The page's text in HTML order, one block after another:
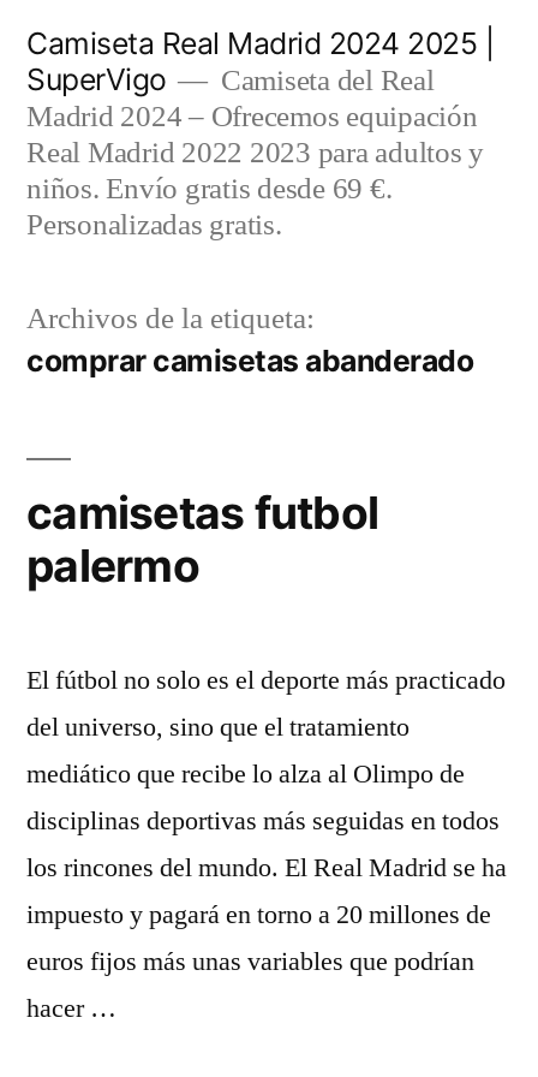
contenido
Camiseta Real Madrid 2024 2025 |
SuperVigo
Camiseta del Real
Madrid 2024 – Ofrecemos equipación
Real Madrid 2022 2023 para adultos y
niños. Envío gratis desde 69 €.
Personalizadas gratis.
Archivos de la etiqueta:
comprar camisetas abanderado
camisetas futbol
palermo
El fútbol no solo es el deporte más practicado
del universo, sino que el tratamiento
mediático que recibe lo alza al Olimpo de
disciplinas deportivas más seguidas en todos
los rincones del mundo. El Real Madrid se ha
impuesto y pagará en torno a 20 millones de
euros fijos más unas variables que podrían
hacer …